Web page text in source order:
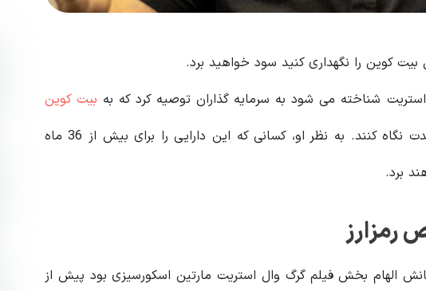
شناخته می شود به سرمایه گذاران توصیه کرد که به بیت کوین
به عنوان یک سرمایه گذاری بلند مدت نگاه کنند. به نظر او، کسانی که این دارایی را برای بیش از 36 ماه
برد.
رمزارز
الهام بخش فیلم گرگ وال استریت مارتین اسکورسیزی بود پیش از